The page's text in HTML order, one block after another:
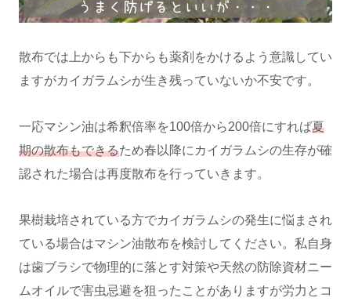
散布では上からも下からも薬剤をかけるよう意識してい
ますがカイガラムシが生き残っていないか不安です。
一応マシン油は希釈倍率を100倍から200倍にすれば夏
期の散布もできるため春以降にカイガラムシの生存が確
認された場合は再度散布を行っていきます。
果樹栽培されている方でカイガラムシの発生に悩まされ
ている場合はマシン油散布を検討してください。私自身
は歯ブラシで物理的に落とす対策や天然の防除資材ニー
ムオイルで害虫忌避を狙ったことがありますが労力とコ